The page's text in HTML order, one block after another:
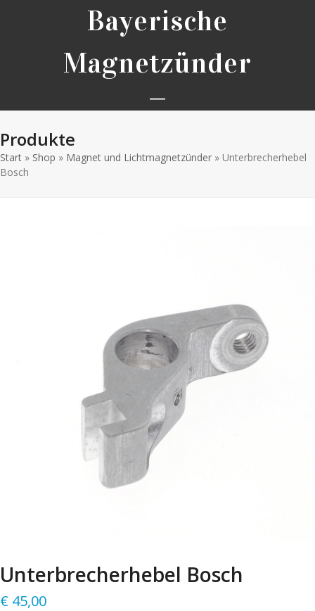
Bayerische
Magnetzünder
Open
menu
Close
menu
Produkte
Start » Shop » Magnet und Lichtmagnetzünder » Unterbrecherhebel
Bosch
Unterbrecherhebel Bosch
€ 45,00